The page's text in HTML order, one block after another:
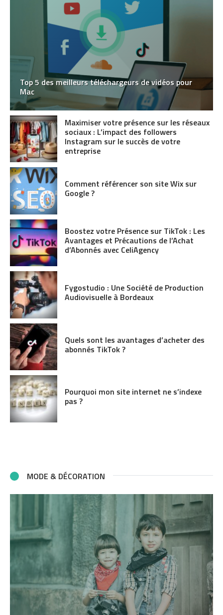
Top 5 des meilleurs téléchargeurs de vidéos pour
Mac
Maximiser votre présence sur les réseaux
sociaux : L’impact des followers
Instagram sur le succès de votre
entreprise
Comment référencer son site Wix sur
Google ?
Boostez votre Présence sur TikTok : Les
Avantages et Précautions de l’Achat
d’Abonnés avec CeliAgency
Fygostudio : Une Société de Production
Audiovisuelle à Bordeaux
Quels sont les avantages d’acheter des
abonnés TikTok ?
Pourquoi mon site internet ne s’indexe
pas ?
MODE & DÉCORATION